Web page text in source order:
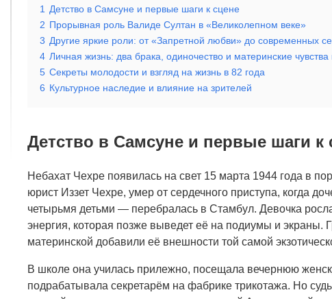
1 Детство в Самсуне и первые шаги к сцене
2 Прорывная роль Валиде Султан в «Великолепном веке»
3 Другие яркие роли: от «Запретной любви» до современных
4 Личная жизнь: два брака, одиночество и материнские чувства
5 Секреты молодости и взгляд на жизнь в 82 года
6 Культурное наследие и влияние на зрителей
Детство в Самсуне и первые шаги к
Небахат Чехре появилась на свет 15 марта 1944 года в
юрист Иззет Чехре, умер от сердечного приступа, когда
четырьмя детьми — перебралась в Стамбул. Девочка
энергия, которая позже выведет её на подиумы и экраны.
материнской добавили её внешности той самой
В школе она училась прилежно, посещала вечернюю
подрабатывала секретарём на фабрике трикотажа. Но